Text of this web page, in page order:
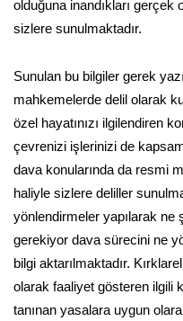
olduğuna inandıkları
sizlere sunulmaktadır.
Sunulan bu bilgiler gerek
mahkemelerde delil olarak
özel hayatınızı ilgilendiren
çevrenizi işlerinizi de
dava konularında da resmi
haliyle sizlere deliller
yönlendirmeler yapılarak ne
gerekiyor dava sürecini ne
bilgi aktarılmaktadır.
olarak faaliyet gösteren ilgili
tanınan yasalara uygun